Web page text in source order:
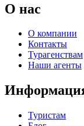
О нас
О компании
Контакты
Турагенствам
Наши агенты
Туристам